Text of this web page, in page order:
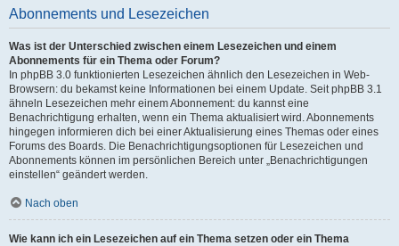
Abonnements und Lesezeichen
Was ist der Unterschied zwischen einem Lesezeichen und einem
Abonnements für ein Thema oder Forum?
In phpBB 3.0 funktionierten Lesezeichen ähnlich den Lesezeichen in Web-
Browsern: du bekamst keine Informationen bei einem Update. Seit phpBB 3.1
ähneln Lesezeichen mehr einem Abonnement: du kannst eine
Benachrichtigung erhalten, wenn ein Thema aktualisiert wird. Abonnements
hingegen informieren dich bei einer Aktualisierung eines Themas oder eines
Forums des Boards. Die Benachrichtigungsoptionen für Lesezeichen und
Abonnements können im persönlichen Bereich unter „Benachrichtigungen
einstellen“ geändert werden.
Nach oben
Wie kann ich ein Lesezeichen auf ein Thema setzen oder ein Thema